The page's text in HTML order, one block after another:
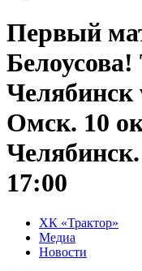
Первый
Омск. 10
17:00
ХК «Трактор»
Медиа
Новости